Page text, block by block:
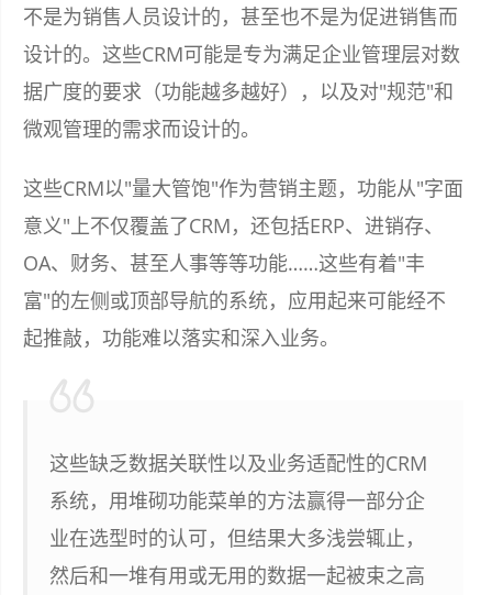
不是为销售人员设计的，甚至也不是为促进销售而
设计的。这些CRM可能是专为满足企业管理层对数
据广度的要求（功能越多越好），以及对"规范"和
微观管理的需求而设计的。
这些CRM以"量大管饱"作为营销主题，功能从"字面
意义"上不仅覆盖了CRM，还包括ERP、进销存、
OA、财务、甚至人事等等功能……这些有着"丰
富"的左侧或顶部导航的系统，应用起来可能经不
起推敲，功能难以落实和深入业务。
这些缺乏数据关联性以及业务适配性的CRM
系统，用堆砌功能菜单的方法赢得一部分企
业在选型时的认可，但结果大多浅尝辄止，
然后和一堆有用或无用的数据一起被束之高